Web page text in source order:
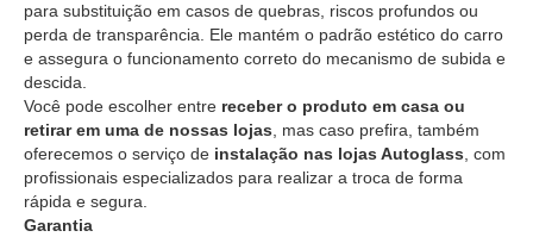
para substituição em casos de quebras, riscos profundos ou
perda de transparência. Ele mantém o padrão estético do carro
e assegura o funcionamento correto do mecanismo de subida e
descida.
Você pode escolher entre receber o produto em casa ou
retirar em uma de nossas lojas , mas caso prefira, também
oferecemos o serviço de instalação nas lojas Autoglass , com
profissionais especializados para realizar a troca de forma
rápida e segura.
Garantia